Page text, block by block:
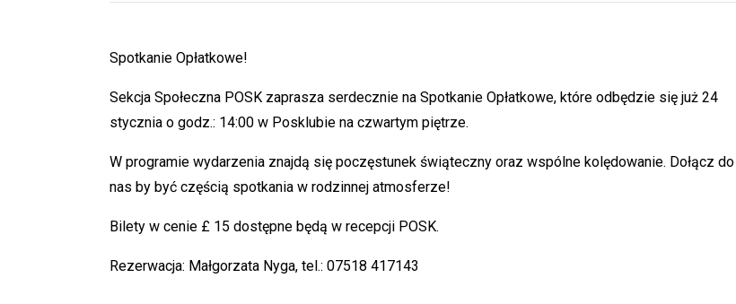
Spotkanie Opłatkowe!
Sekcja Społeczna POSK zaprasza serdecznie na Spotkanie Opłatkowe, które odbędzie się już 24
stycznia o godz.: 14:00 w Posklubie na czwartym piętrze.
W programie wydarzenia znajdą się poczęstunek świąteczny oraz wspólne kolędowanie. Dołącz do
nas by być częścią spotkania w rodzinnej atmosferze!
Bilety w cenie £ 15 dostępne będą w recepcji POSK.
Rezerwacja: Małgorzata Nyga, tel.: 07518 417143